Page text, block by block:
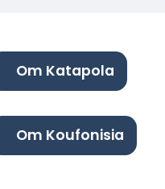
Om Katapola
Om Koufonisia